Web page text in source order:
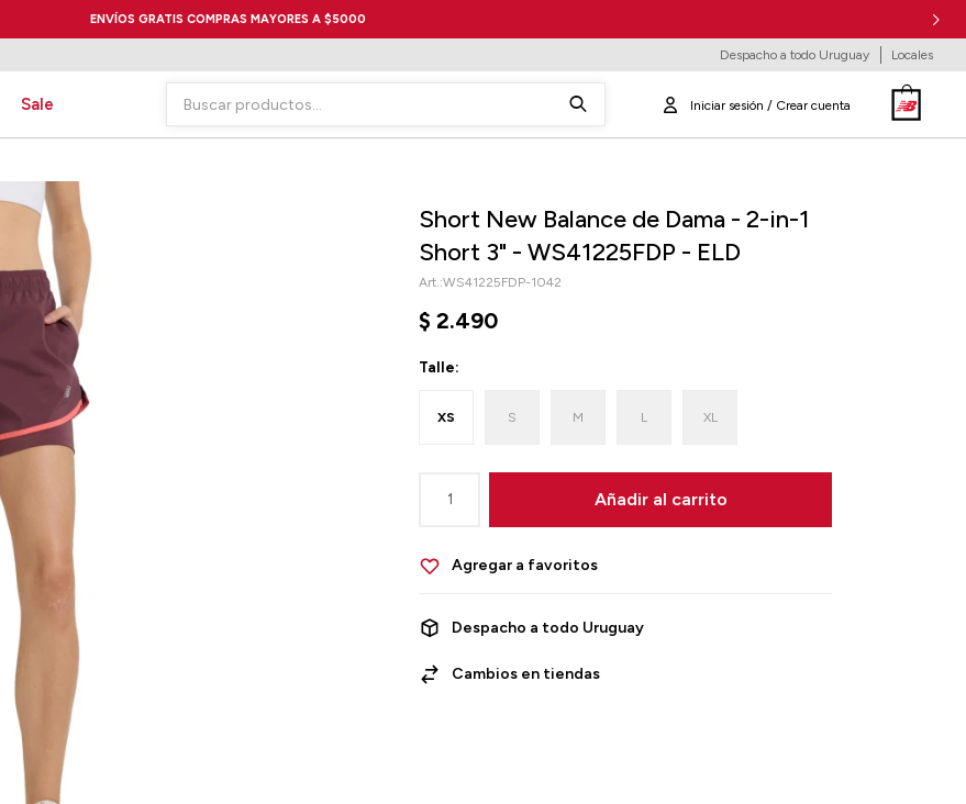
ENVÍOS GRATIS COMPRAS MAYORES A $5000
Sale
Despacho a todo Uruguay Locales
Short New Balance de Dama - 2-in-1
Short 3" - WS41225FDP - ELD
WS41225FDP-1042
$ 2.490
Talle:
XS S M L XL
1 Añadir al carrito
Despacho a todo Uruguay
Cambios en tiendas